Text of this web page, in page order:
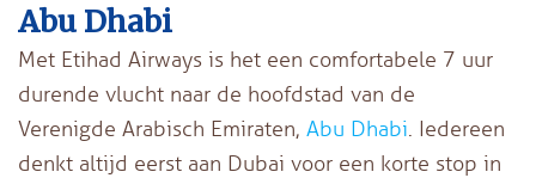
Abu Dhabi
Met Etihad Airways is het een comfortabele 7 uur
durende vlucht naar de hoofdstad van de
Verenigde Arabisch Emiraten, Abu Dhabi. Iedereen
denkt altijd eerst aan Dubai voor een korte stop in